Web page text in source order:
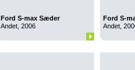
Ford S-max Sæder
Andet, 2006
Ford S-
Andet,